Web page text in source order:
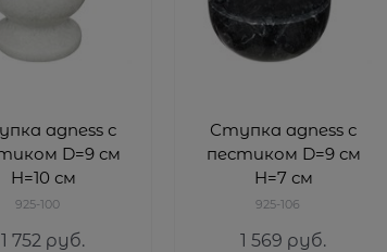
agness с
D=9 см
H=10 см
925-100
1 752 руб.
Ступка agness с
пестиком D=9 см
H=7 см
925-106
1 569 руб.